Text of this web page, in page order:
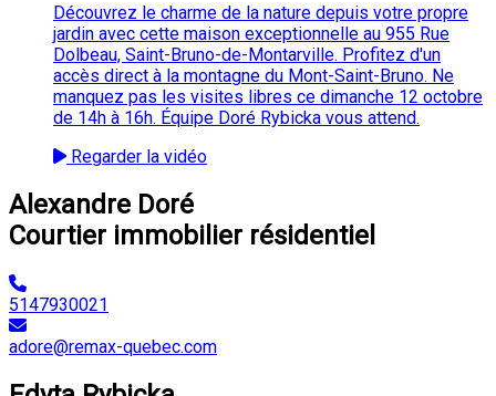
Découvrez le charme de la nature depuis votre propre
jardin avec cette maison exceptionnelle au 955 Rue
Dolbeau, Saint-Bruno-de-Montarville. Profitez d'un
accès direct à la montagne du Mont-Saint-Bruno. Ne
manquez pas les visites libres ce dimanche 12 octobre
de 14h à 16h. Équipe Doré Rybicka vous attend.
Regarder la vidéo
Alexandre Doré
Courtier immobilier résidentiel
5147930021
adore@remax-quebec.com